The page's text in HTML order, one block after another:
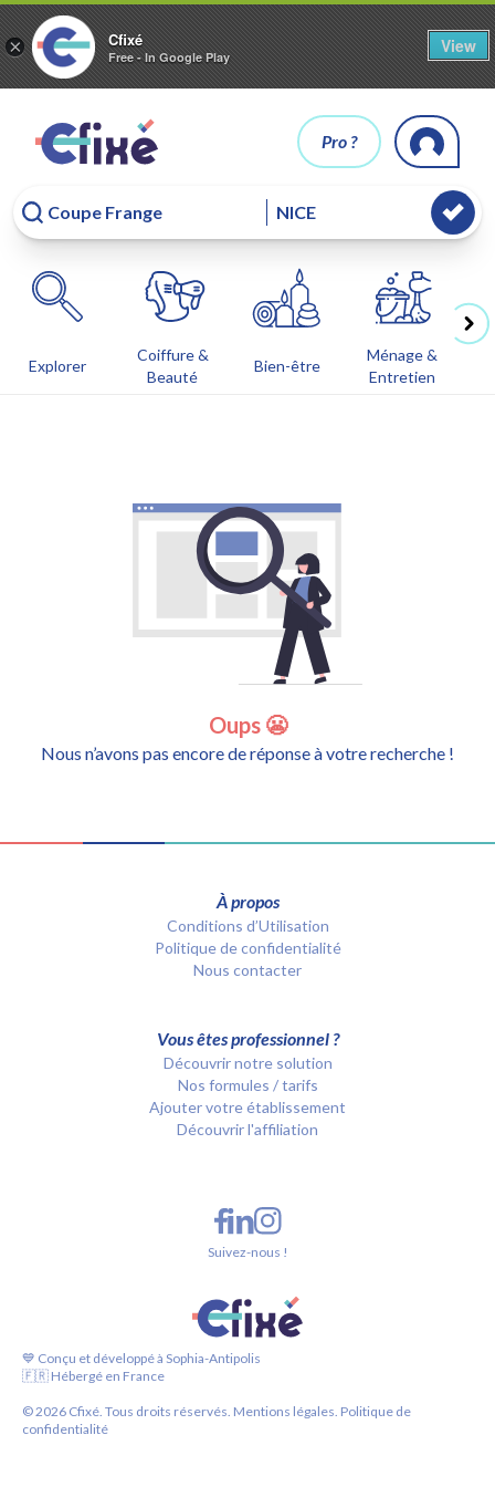
× Cfixé
Free - In Google Play
View
Pro ?
Explorer
Coiffure &
Beauté
Bien-être
Ménage &
Entretien
Oups 😬
Nous n’avons pas encore de réponse à votre recherche !
À propos
Conditions d’Utilisation
Politique de confidentialité
Nous contacter
Vous êtes professionnel ?
Découvrir notre solution
Nos formules / tarifs
Ajouter votre établissement
Découvrir l'affiliation
💙 Conçu et développé à Sophia-Antipolis
🇫🇷 Hébergé en France
©2026 Cfixé. Tous droits réservés. Mentions légales. Politique de
confidentialité
Suivez-nous !